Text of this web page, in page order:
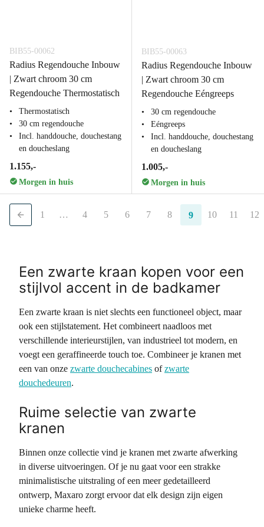
BIB55-00062
Radius Regendouche Inbouw
| Zwart chroom 30 cm
Regendouche Thermostatisch
Thermostatisch
30 cm regendouche
Incl. handdouche, douchestang
en doucheslang
1.155,-
Morgen in huis
BIB55-00063
Radius Regendouche Inbouw
| Zwart chroom 30 cm
Regendouche Eéngreeps
30 cm regendouche
Eéngreeps
Incl. handdouche, douchestang
en doucheslang
1.005,-
Morgen in huis
1 … 4 5 6 7 8 9 10 11 12
Een zwarte kraan kopen voor een
stijlvol accent in de badkamer
Een zwarte kraan is niet slechts een functioneel object, maar
ook een stijlstatement. Het combineert naadloos met
verschillende interieurstijlen, van industrieel tot modern, en
voegt een geraffineerde touch toe. Combineer je kranen met
een van onze zwarte douchecabines ofzwarte
douchedeuren.
Ruime selectie van zwarte
kranen
Binnen onze collectie vind je kranen met zwarte afwerking
in diverse uitvoeringen. Of je nu gaat voor een strakke
minimalistische uitstraling of een meer gedetailleerd
ontwerp, Maxaro zorgt ervoor dat elk design zijn eigen
unieke charme heeft.